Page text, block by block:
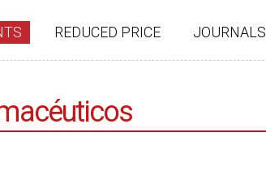
REDUCED PRICE JOURNALS